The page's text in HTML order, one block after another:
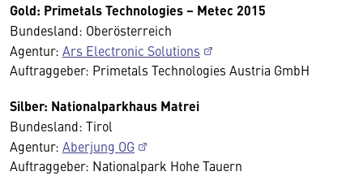
Gold: Primetals Technologies – Metec 2015
Bundesland: Oberösterreich
Agentur: Ars Electronic Solutions
Auftraggeber: Primetals Technologies Austria GmbH
Silber: Nationalparkhaus Matrei
Bundesland: Tirol
Agentur: Aberjung OG
Auftraggeber: Nationalpark Hohe Tauern